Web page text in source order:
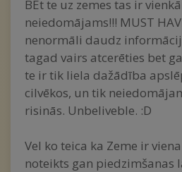
BEt te uz zemes tas ir
neiedomājams!!! MUST
nenormāli daudz
tagad vairs atcerēties bet
te ir tik liela dažādība
cilvēkos, un tik
risinās. Unbeliveble. :D
Vel ko teica ka Zeme ir
noteikts gan piedzimšanas